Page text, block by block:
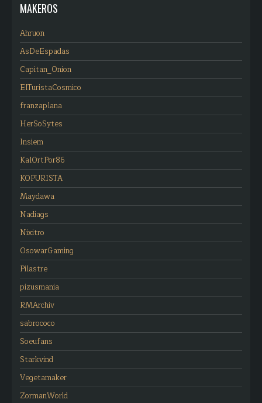
MAKEROS
Ahruon
AsDeEspadas
Capitan_Onion
ElTuristaCosmico
franzaplana
HerSoSytes
Insiem
KalOrtPor86
KOPURISTA
Maydawa
Nadiags
Nixitro
OsowarGaming
Pilastre
pizusmania
RMArchiv
sabrococo
Soeufans
Starkvind
Vegetamaker
ZormanWorld